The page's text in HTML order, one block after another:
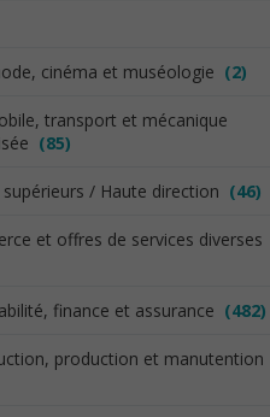
cinéma et muséologie (2)
transport et mécanique
(85)
supérieurs / Haute direction (46)
et offres de services diverses
finance et assurance (482)
production et manutention